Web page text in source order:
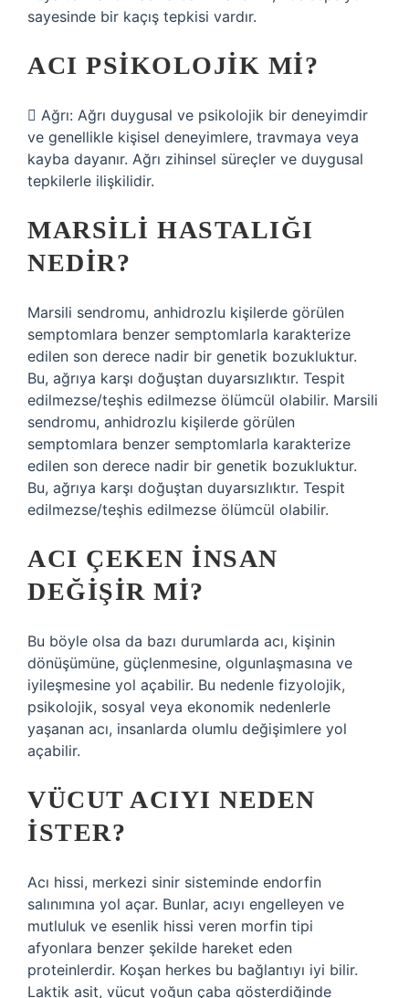
sayesinde bir kaçış tepkisi vardır.
ACI PSIKOLOJIK MI?
 Ağrı: Ağrı duygusal ve psikolojik bir deneyimdir
ve genellikle kişisel deneyimlere, travmaya veya
kayba dayanır. Ağrı zihinsel süreçler ve duygusal
tepkilerle ilişkilidir.
MARSILI HASTALIĞI
NEDIR?
Marsili sendromu, anhidrozlu kişilerde görülen
semptomlara benzer semptomlarla karakterize
edilen son derece nadir bir genetik bozukluktur.
Bu, ağrıya karşı doğuştan duyarsızlıktır. Tespit
edilmezse/teşhis edilmezse ölümcül olabilir. Marsili
sendromu, anhidrozlu kişilerde görülen
semptomlara benzer semptomlarla karakterize
edilen son derece nadir bir genetik bozukluktur.
Bu, ağrıya karşı doğuştan duyarsızlıktır. Tespit
edilmezse/teşhis edilmezse ölümcül olabilir.
ACI ÇEKEN INSAN
DEĞIŞIR MI?
Bu böyle olsa da bazı durumlarda acı, kişinin
dönüşümüne, güçlenmesine, olgunlaşmasına ve
iyileşmesine yol açabilir. Bu nedenle fizyolojik,
psikolojik, sosyal veya ekonomik nedenlerle
yaşanan acı, insanlarda olumlu değişimlere yol
açabilir.
VÜCUT ACIYI NEDEN
ISTER?
Acı hissi, merkezi sinir sisteminde endorfin
salınımına yol açar. Bunlar, acıyı engelleyen ve
mutluluk ve esenlik hissi veren morfin tipi
afyonlara benzer şekilde hareket eden
proteinlerdir. Koşan herkes bu bağlantıyı iyi bilir.
Laktik asit, vücut yoğun çaba gösterdiğinde